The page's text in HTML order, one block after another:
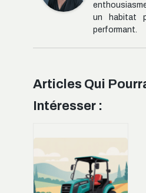
un habitat
performant.
Articles Qui
Intéresser :